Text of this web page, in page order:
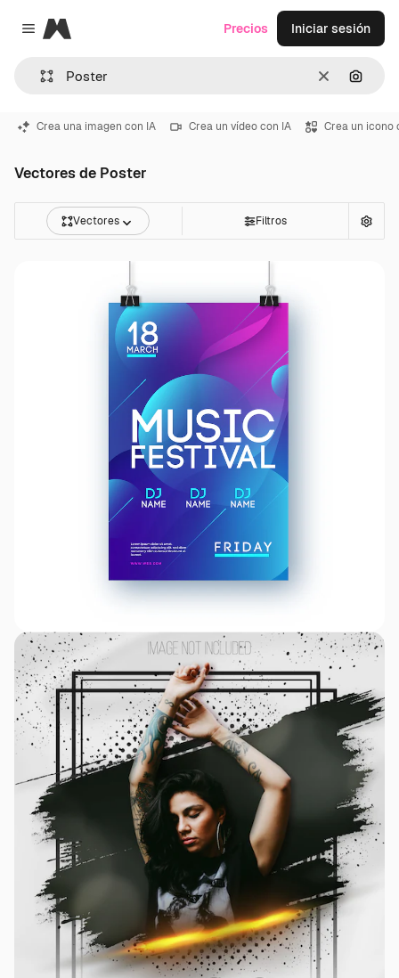
Close menu
Magnific
Borrar
Precios Iniciar sesión
Crea una imagen con IA Crea un vídeo con IA Crea un icono
Vectores de Poster
Vectores Filtros